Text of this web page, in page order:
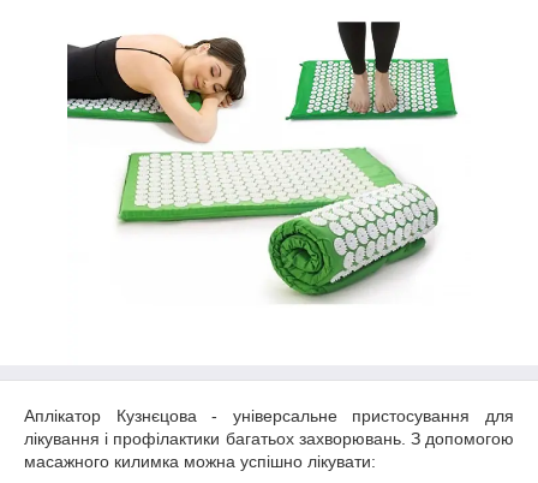
Аплікатор Кузнєцова - універсальне пристосування для
лікування і профілактики багатьох захворювань. З допомогою
масажного килимка можна успішно лікувати: